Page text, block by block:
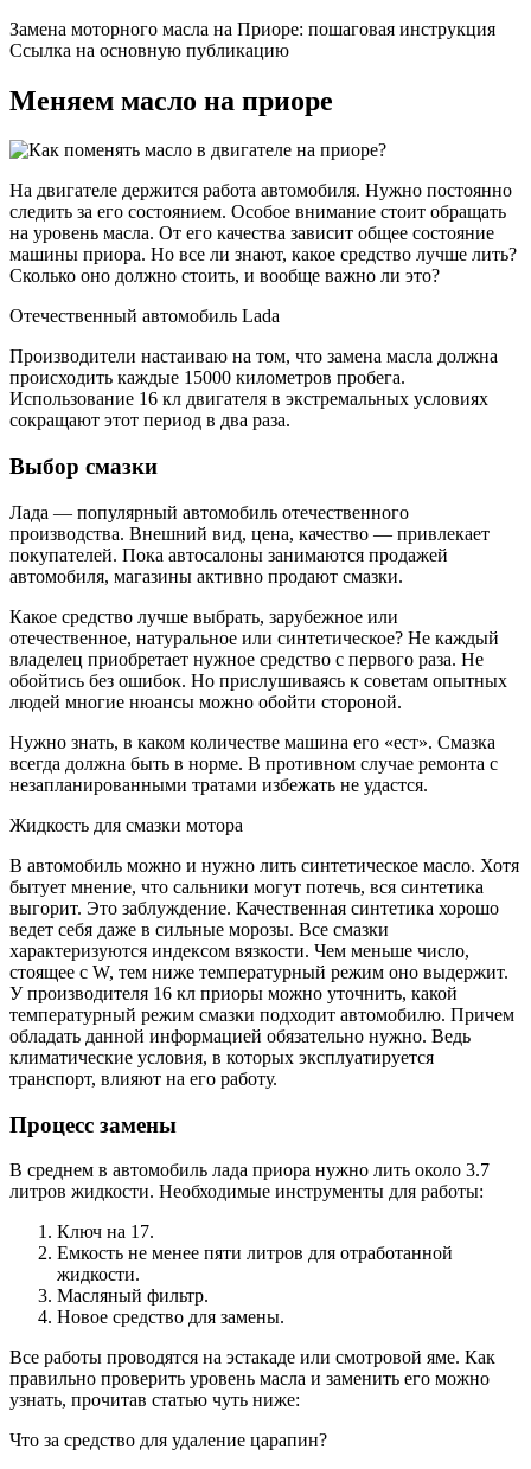
Замена моторного масла на Приоре: пошаговая инструкция
Ссылка на основную публикацию
Меняем масло на приоре
На двигателе держится работа автомобиля. Нужно постоянно
следить за его состоянием. Особое внимание стоит обращать
на уровень масла. От его качества зависит общее состояние
машины приора. Но все ли знают, какое средство лучше лить?
Сколько оно должно стоить, и вообще важно ли это?
Отечественный автомобиль Lada
Производители настаиваю на том, что замена масла должна
происходить каждые 15000 километров пробега.
Использование 16 кл двигателя в экстремальных условиях
сокращают этот период в два раза.
Выбор смазки
Лада — популярный автомобиль отечественного
производства. Внешний вид, цена, качество — привлекает
покупателей. Пока автосалоны занимаются продажей
автомобиля, магазины активно продают смазки.
Какое средство лучше выбрать, зарубежное или
отечественное, натуральное или синтетическое? Не каждый
владелец приобретает нужное средство с первого раза. Не
обойтись без ошибок. Но прислушиваясь к советам опытных
людей многие нюансы можно обойти стороной.
Нужно знать, в каком количестве машина его «ест». Смазка
всегда должна быть в норме. В противном случае ремонта с
незапланированными тратами избежать не удастся.
Жидкость для смазки мотора
В автомобиль можно и нужно лить синтетическое масло. Хотя
бытует мнение, что сальники могут потечь, вся синтетика
выгорит. Это заблуждение. Качественная синтетика хорошо
ведет себя даже в сильные морозы. Все смазки
характеризуются индексом вязкости. Чем меньше число,
стоящее с W, тем ниже температурный режим оно выдержит.
У производителя 16 кл приоры можно уточнить, какой
температурный режим смазки подходит автомобилю. Причем
обладать данной информацией обязательно нужно. Ведь
климатические условия, в которых эксплуатируется
транспорт, влияют на его работу.
Процесс замены
В среднем в автомобиль лада приора нужно лить около 3.7
литров жидкости. Необходимые инструменты для работы:
Ключ на 17.
Емкость не менее пяти литров для отработанной
жидкости.
Масляный фильтр.
Новое средство для замены.
Все работы проводятся на эстакаде или смотровой яме. Как
правильно проверить уровень масла и заменить его можно
узнать, прочитав статью чуть ниже:
Что за средство для удаление царапин?